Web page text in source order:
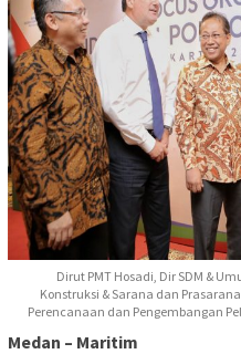
Dirut PMT Hosadi, Dir SDM &
Konstruksi & Sarana dan
Perencanaan dan Pengembangan
Medan – Maritim